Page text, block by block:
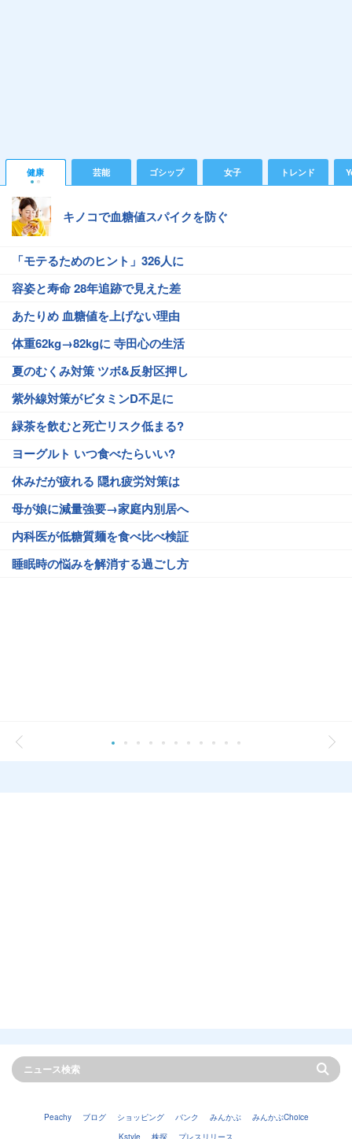
健康 芸能 ゴシップ 女子 トレンド
キノコで血糖値スパイクを防ぐ
「モテるためのヒント」326人に
容姿と寿命 28年追跡で見えた差
あたりめ 血糖値を上げない理由
体重62kg→82kgに 寺田心の生活
夏のむくみ対策 ツボ&反射区押し
紫外線対策がビタミンD不足に
緑茶を飲むと死亡リスク低まる?
ヨーグルト いつ食べたらいい?
休みだが疲れる 隠れ疲労対策は
母が娘に減量強要→家庭内別居へ
内科医が低糖質麺を食べ比べ検証
睡眠時の悩みを解消する過ごし方
Peachy ブログ ショッピング バンク みんかぶ
みんかぶChoice
Kstyle
株探 プレスリリース